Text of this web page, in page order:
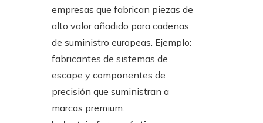
empresas que fabrican piezas de
alto valor añadido para cadenas
de suministro europeas. Ejemplo:
fabricantes de sistemas de
escape y componentes de
precisión que suministran a
marcas premium.